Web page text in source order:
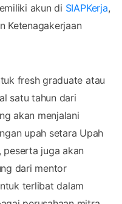
akun di SIAPKerja,
Ketenagakerjaan
fresh graduate atau
satu tahun dari
akan menjalani
upah setara Upah
peserta juga akan
dari mentor
terlibat dalam